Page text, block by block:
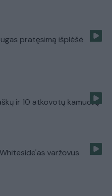
pratęsimą išplėšė
ir 10 atkovotų kamuolių
varžovus